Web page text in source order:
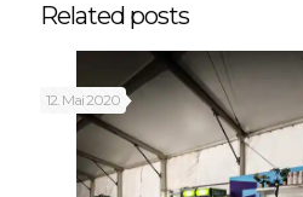
Related posts
12. Mai 2020